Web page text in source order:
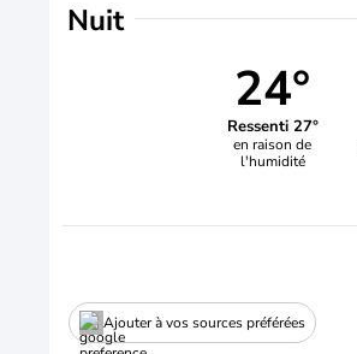
Nuit
24°
Ressenti 27°
en raison de
l'humidité
Ajouter à vos sources préférées